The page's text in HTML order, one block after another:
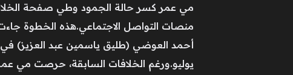
مي عمر كسر حالة الجمود وطي صفحة
منصات التواصل الاجتماعي.هذه الخطوة